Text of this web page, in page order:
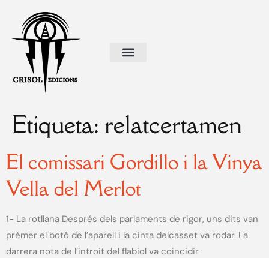
Etiqueta: relatcertamen
El comissari Gordillo i la Vinya
Vella del Merlot
1- La rotllana Després dels parlaments de rigor, uns dits van
prémer el botó de l’aparell i la cinta delcasset va rodar. La
darrera nota de l’introit del flabiol va coincidir